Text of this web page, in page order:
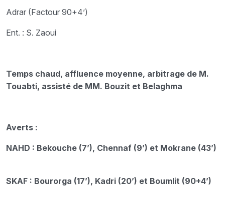
Adrar (Factour 90+4’)
Ent. : S. Zaoui
Temps chaud, affluence moyenne, arbitrage de M.
Touabti, assisté de MM. Bouzit et Belaghma
Averts :
NAHD : Bekouche (7’), Chennaf (9’) et Mokrane (43’)
SKAF : Bourorga (17’), Kadri (20’) et Boumlit (90+4’)